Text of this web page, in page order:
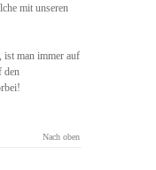
mit unseren
ist man immer auf
den
Nach oben